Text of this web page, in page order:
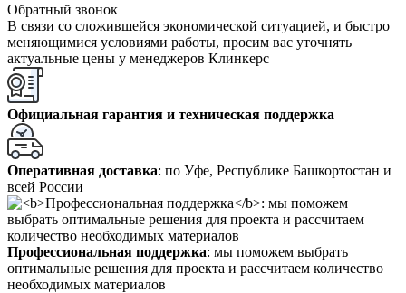
Обратный звонок
В связи со сложившейся экономической ситуацией, и быстро
меняющимися условиями работы, просим вас уточнять
актуальные цены у менеджеров Клинкерс
Официальная гарантия и техническая поддержка
Оперативная доставка: по Уфе, Республике Башкортостан и
всей России
Профессиональная поддержка: мы поможем выбрать
оптимальные решения для проекта и рассчитаем количество
необходимых материалов